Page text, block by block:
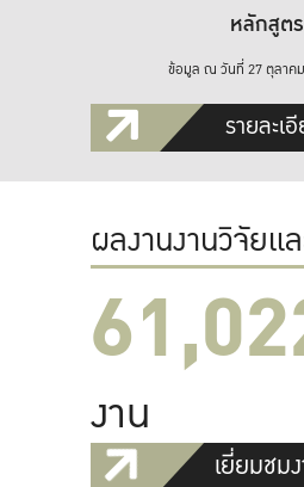
หลักสูตร
ข้อมูล ณ วันที่ 27 ตุลาค
รายละเ
ผลงานงานวิจัยแ
งาน
เยี่ยมชม